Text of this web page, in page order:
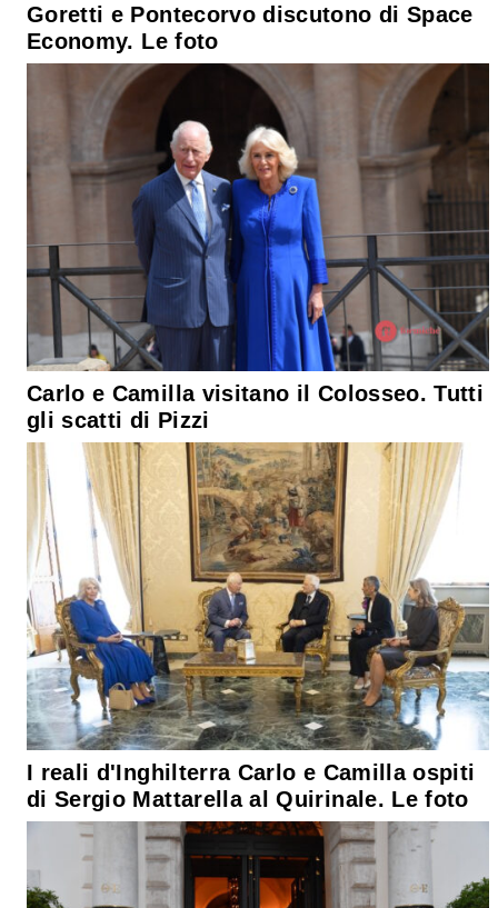
Goretti e Pontecorvo discutono di Space
Economy. Le foto
Carlo e Camilla visitano il Colosseo. Tutti
gli scatti di Pizzi
I reali d'Inghilterra Carlo e Camilla ospiti
di Sergio Mattarella al Quirinale. Le foto